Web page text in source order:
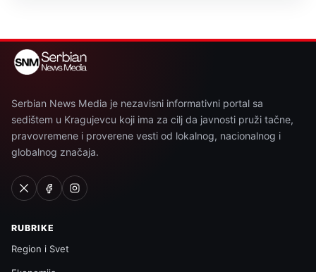
Serbian News Media je nezavisni informativni portal sa
sedištem u Kragujevcu koji ima za cilj da javnosti pruži tačne,
pravovremene i proverene vesti od lokalnog, nacionalnog i
globalnog značaja.
RUBRIKE
Region i Svet